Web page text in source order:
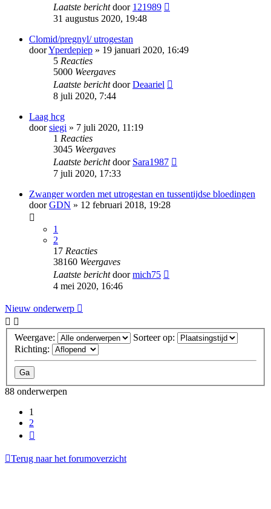
Laatste berichtdoor 121989
31 augustus 2020, 19:48
Clomid/pregnyl/ utrogestan
doorYperdepiep » 19 januari 2020, 16:49
5 Reacties
5000 Weergaves
Laatste berichtdoorDeaariel
8 juli 2020, 7:44
Laag hcg
doorsiegi » 7 juli 2020, 11:19
1 Reacties
3045 Weergaves
Laatste berichtdoor Sara1987
7 juli 2020, 17:33
Zwanger worden met utrogestan en tussentijdse bloedingen
doorGDN » 12 februari 2018, 19:28
1
2
17 Reacties
38160 Weergaves
Laatste berichtdoormich75
4 mei 2020, 16:46
Nieuw onderwerp
Weergave:
Sorteer op:
Richting:
88 onderwerpen
1
2
Terug naar het forumoverzicht